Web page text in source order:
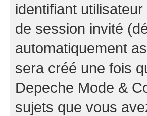
identifiant
de session invité
automatiquement
sera créé une fois
Depeche Mode &
sujets que vous